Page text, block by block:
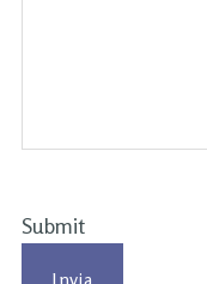
Submit